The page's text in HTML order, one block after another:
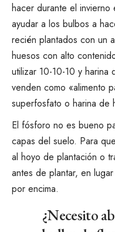
hacer durante el
ayudar a los bulbos a
recién plantados con un
huesos con alto
utilizar 10-10-10 y harina
venden como «alimento
superfosfato o harina de
El fósforo no es bueno
capas del suelo. Para
al hoyo de plantación o
antes de plantar, en
por encima.
¿Necesito